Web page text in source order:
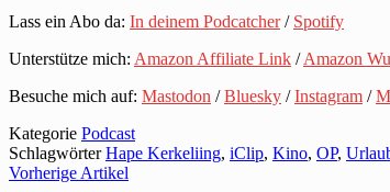
Lass ein Abo da: In deinem Podcatcher/ Spotify
Unterstütze mich: Amazon Affiliate Link /Amazon
Besuche mich auf: Mastodon /Bluesky /Instagram /
Kategorie Podcast
SchlagwörterHape Kerkeliing, iClip, Kino, OP,
Vorherige Artikel